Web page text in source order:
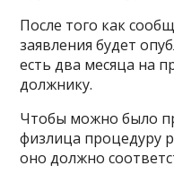
После того как
заявления будет
есть два месяца на
должнику.
Чтобы можно было
физлица процедуру
оно должно